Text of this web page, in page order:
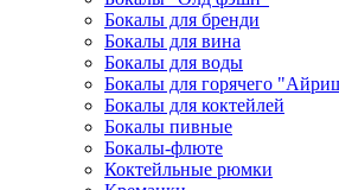
Бокалы для бренди
Бокалы для вина
Бокалы для воды
Бокалы для горячего
Бокалы для коктейлей
Бокалы пивные
Бокалы-флюте
Коктейльные рюмки